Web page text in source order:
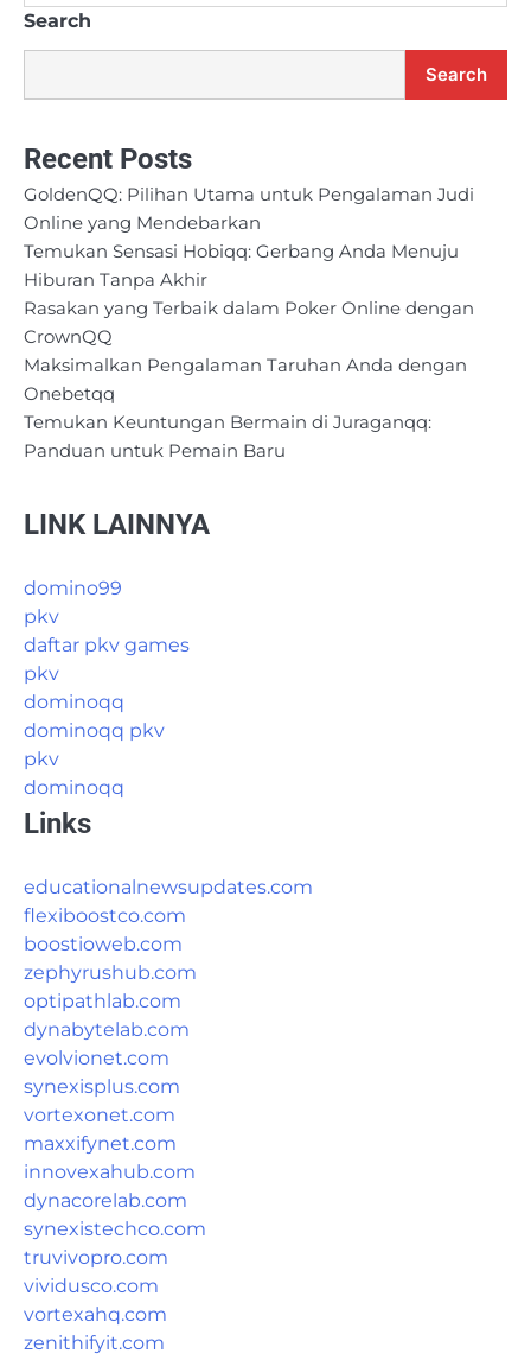
Search
Search
Recent Posts
GoldenQQ: Pilihan Utama untuk Pengalaman Judi
Online yang Mendebarkan
Temukan Sensasi Hobiqq: Gerbang Anda Menuju
Hiburan Tanpa Akhir
Rasakan yang Terbaik dalam Poker Online dengan
CrownQQ
Maksimalkan Pengalaman Taruhan Anda dengan
Onebetqq
Temukan Keuntungan Bermain di Juraganqq:
Panduan untuk Pemain Baru
LINK LAINNYA
domino99
pkv
daftar pkv games
pkv
dominoqq
dominoqq pkv
pkv
dominoqq
Links
educationalnewsupdates.com
flexiboostco.com
boostioweb.com
zephyrushub.com
optipathlab.com
dynabytelab.com
evolvionet.com
synexisplus.com
vortexonet.com
maxxifynet.com
innovexahub.com
dynacorelab.com
synexistechco.com
truvivopro.com
vividusco.com
vortexahq.com
zenithifyit.com